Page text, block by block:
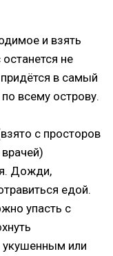
и взять
не
в самый
всему острову.
с просторов
Дожди,
едой.
упасть с
или